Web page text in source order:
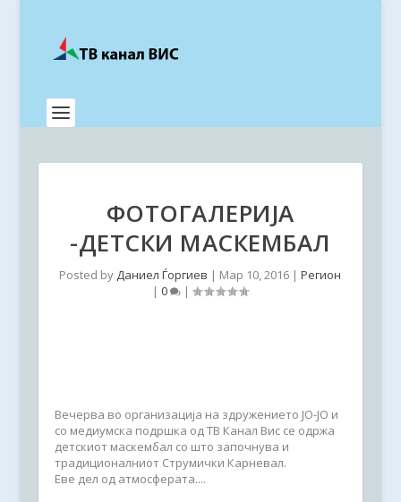
ФОТОГАЛЕРИЈА
-ДЕТСКИ МАСКЕМБАЛ
Posted by Даниел Ѓоргиев | Мар 10, 2016 |Регион
|0 |
Вечерва во организација на здружението ЈО-ЈО и
со медиумска подршка од ТВ Канал Вис се одржа
детскиот маскембал со што започнува и
традиционалниот Струмички Карневал.
Еве дел од атмосферата....